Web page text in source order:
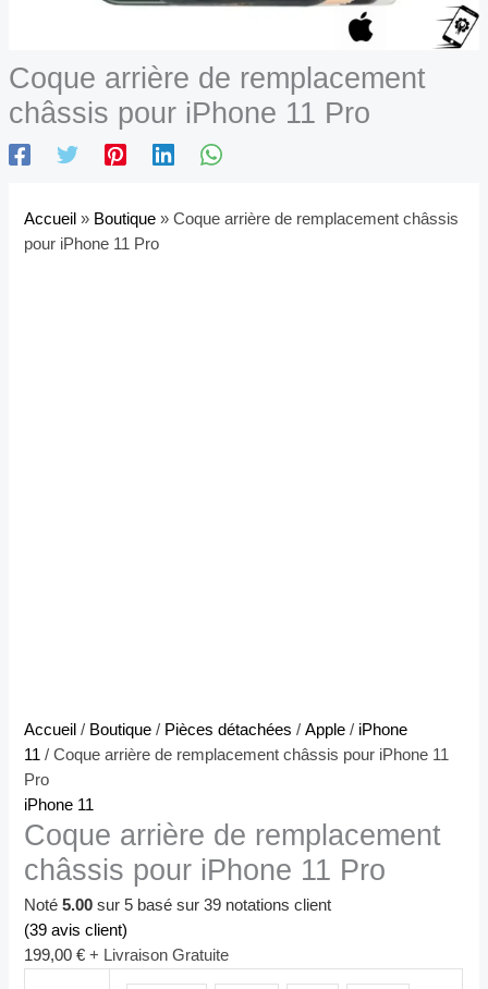
Coque arrière de remplacement
châssis pour iPhone 11 Pro
Accueil » Boutique »Coque arrière de remplacement châssis
pour iPhone 11 Pro
Accueil / Boutique / Pièces détachées /Apple / iPhone
11 / Coque arrière de remplacement châssis pour iPhone 11
Pro
iPhone 11
Coque arrière de remplacement
châssis pour iPhone 11 Pro
Noté5.00 sur 5 basé sur39 notations client
(39 avis client)
199,00€ + Livraison Gratuite
quantité
de
Coque
arrière
de
remplacement
châssis
pour
iPhone
11